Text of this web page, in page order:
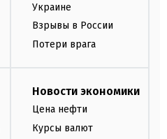
Украине
Взрывы в России
Потери врага
Новости экономики
Цена нефти
Курсы валют